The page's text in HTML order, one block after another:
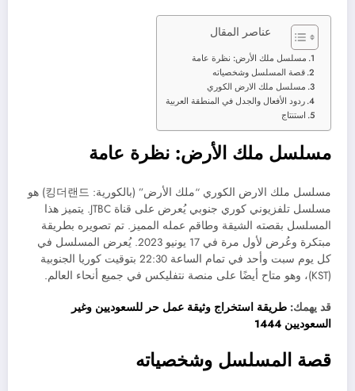
عناصر المقال
مسلسل ملك الأرض: نظرة عامة
قصة المسلسل وشخصياته
مسلسل ملك الارض الكوري
ردود الأفعال والجدل في المنطقة العربية
استنتاج
مسلسل ملك الأرض: نظرة عامة
مسلسل ملك الارض الكوري “ملك الأرض” (بالكورية: 킹더랜드) هو
مسلسل تلفزيوني كوري جنوبي يُعرض على قناة JTBC. يتميز هذا
المسلسل بقصته الشيقة وطاقم عمله المميز. تم تصويره بطريقة
مبتكرة وعُرض لأول مرة في 17 يونيو 2023. يُعرض المسلسل في
كل يوم سبت وأحد في تمام الساعة 22:30 بتوقيت كوريا الجنوبية
(KST)، وهو متاح أيضًا على منصة نتفليكس في جميع أنحاء العالم.
قد يهمك: طريقة استخراج وثيقة عمل حر للسعوديين وغير
السعوديين 1444
قصة المسلسل وشخصياته